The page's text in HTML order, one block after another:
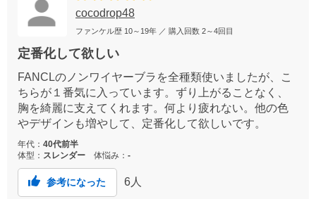
cocodrop48
ファンケル歴 10～19年 ／ 購入回数 2～4回目
定番化して欲しい
FANCLのノンワイヤーブラを全種類使いましたが、こ
ちらが１番気に入っています。ずり上がることなく、
胸を綺麗に支えてくれます。何より疲れない。他の色
やデザインも増やして、定番化して欲しいです。
年代： 40代前半
体型： スレンダー 体悩み： -
参考になった 6人